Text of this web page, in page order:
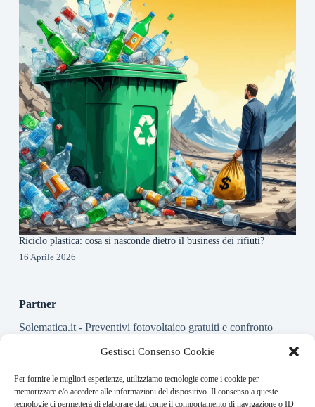
Gestisci Consenso Cookie
Per fornire le migliori esperienze, utilizziamo tecnologie come i cookie per
memorizzare e/o accedere alle informazioni del dispositivo. Il consenso a queste
tecnologie ci permetterà di elaborare dati come il comportamento di navigazione o ID
Riciclo plastica: cosa si nasconde dietro il business dei rifiuti?
16 Aprile 2026
Partner
Solematica.it- Preventivi fotovoltaico gratuiti e confronto
About this website